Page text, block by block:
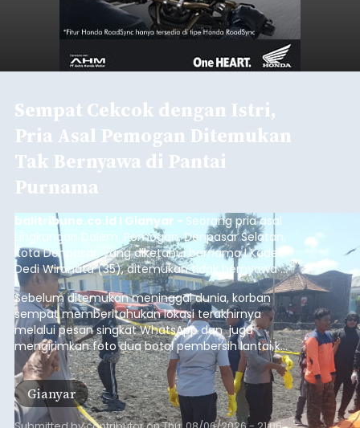
Sempat Cekcok dengan Istri,
Pria Asal Pemogan Ditemukan
Tak Bernyawa di Pantai
Purnama
balitribune.co.id I Gianyar - Seorang pria asal
Lingkungan Dalem, Pemogan, Denpasar Selatan,
Kota Denpasar, yang diketahui bernama I Kadek
Dedi Wiranata (35), ditemukan tidak bernyawa di
pesisir Pantai Purnama, Sukawati.
Sebelum ditemukan meninggal dunia, korban
sempat memberitahukan lokasi terakhirnya
melalui pesan singkat WhatsApp dan juga
mengirimkan foto dua botol pembersih lantai ke
istrinya.
Gianyar